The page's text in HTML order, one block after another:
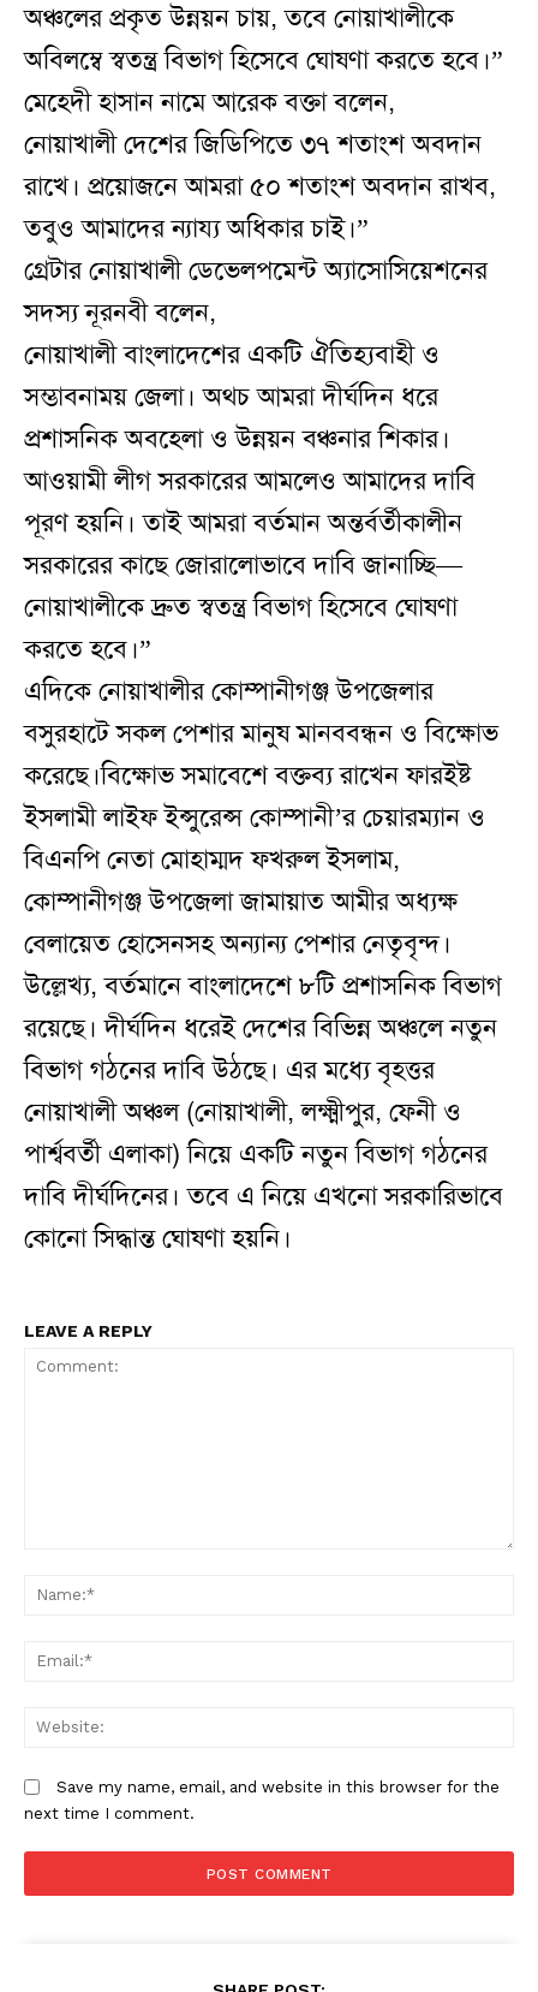
অঞ্চলের প্রকৃত উন্নয়ন চায়, তবে নোয়াখালীকে
অবিলম্বে স্বতন্ত্র বিভাগ হিসেবে ঘোষণা করতে হবে।”
মেহেদী হাসান নামে আরেক বক্তা বলেন,
নোয়াখালী দেশের জিডিপিতে ৩৭ শতাংশ অবদান
রাখে। প্রয়োজনে আমরা ৫০ শতাংশ অবদান রাখব,
তবুও আমাদের ন্যায্য অধিকার চাই।”
গ্রেটার নোয়াখালী ডেভেলপমেন্ট অ্যাসোসিয়েশনের
সদস্য নূরনবী বলেন,
নোয়াখালী বাংলাদেশের একটি ঐতিহ্যবাহী ও
সম্ভাবনাময় জেলা। অথচ আমরা দীর্ঘদিন ধরে
প্রশাসনিক অবহেলা ও উন্নয়ন বঞ্চনার শিকার।
আওয়ামী লীগ সরকারের আমলেও আমাদের দাবি
পূরণ হয়নি। তাই আমরা বর্তমান অন্তর্বর্তীকালীন
সরকারের কাছে জোরালোভাবে দাবি জানাচ্ছি—
নোয়াখালীকে দ্রুত স্বতন্ত্র বিভাগ হিসেবে ঘোষণা
করতে হবে।”
এদিকে নোয়াখালীর কোম্পানীগঞ্জ উপজেলার
বসুরহাটে সকল পেশার মানুষ মানববন্ধন ও বিক্ষোভ
করেছে।বিক্ষোভ সমাবেশে বক্তব্য রাখেন ফারইষ্ট
ইসলামী লাইফ ইন্সুরেন্স কোম্পানী’র চেয়ারম্যান ও
বিএনপি নেতা মোহাম্মদ ফখরুল ইসলাম,
কোম্পানীগঞ্জ উপজেলা জামায়াত আমীর অধ্যক্ষ
বেলায়েত হোসেনসহ অন্যান্য পেশার নেতৃবৃন্দ।
উল্লেখ্য, বর্তমানে বাংলাদেশে ৮টি প্রশাসনিক বিভাগ
রয়েছে। দীর্ঘদিন ধরেই দেশের বিভিন্ন অঞ্চলে নতুন
বিভাগ গঠনের দাবি উঠছে। এর মধ্যে বৃহত্তর
নোয়াখালী অঞ্চল (নোয়াখালী, লক্ষ্মীপুর, ফেনী ও
পার্শ্ববর্তী এলাকা) নিয়ে একটি নতুন বিভাগ গঠনের
দাবি দীর্ঘদিনের। তবে এ নিয়ে এখনো সরকারিভাবে
কোনো সিদ্ধান্ত ঘোষণা হয়নি।
LEAVE A REPLY
Save my name, email, and website in this browser for the
next time I comment.